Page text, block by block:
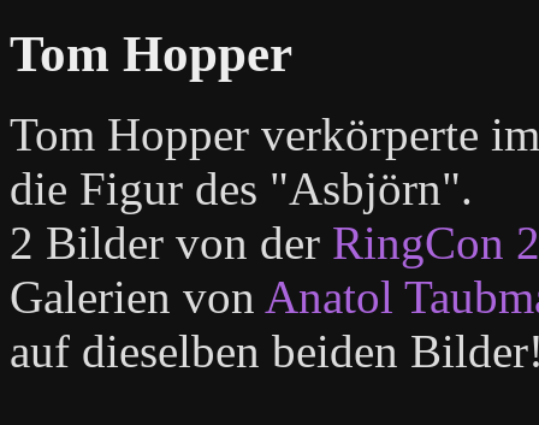
Tom Hopper
Tom Hopper verkörperte
die Figur des "Asbjörn".
2 Bilder von der RingCon
Galerien von Anatol
auf dieselben beiden